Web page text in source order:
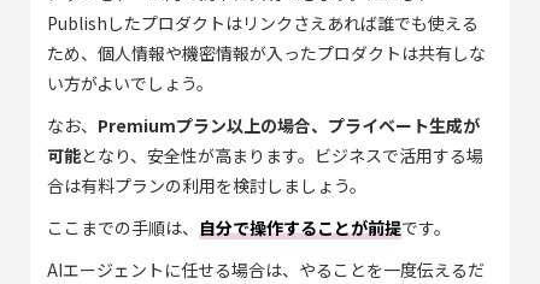
Publishしたプロダクトはリンクさえあれば誰でも使える
ため、個人情報や機密情報が入ったプロダクトは共有しな
い方がよいでしょう。
なお、 Premiumプラン以上の場合、プライベート生成が
可能となり、安全性が高まります。ビジネスで活用する場
合は有料プランの利用を検討しましょう。
ここまでの手順は、 自分で操作することが前提です。
AIエージェントに任せる場合は、やることを一度伝えるだ